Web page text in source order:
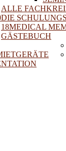
ALLE
DIE
18MEDICAL
GÄSTEBUCH